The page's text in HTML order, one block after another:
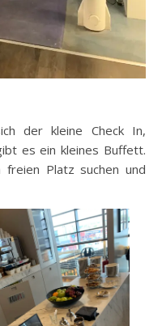
der kleine Check In,
es ein kleines Buffett.
Platz suchen und